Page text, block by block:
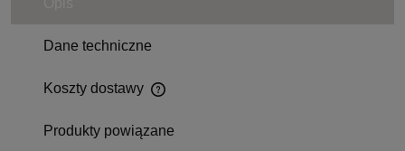
Dane techniczne
Koszty dostawy
Produkty powiązane